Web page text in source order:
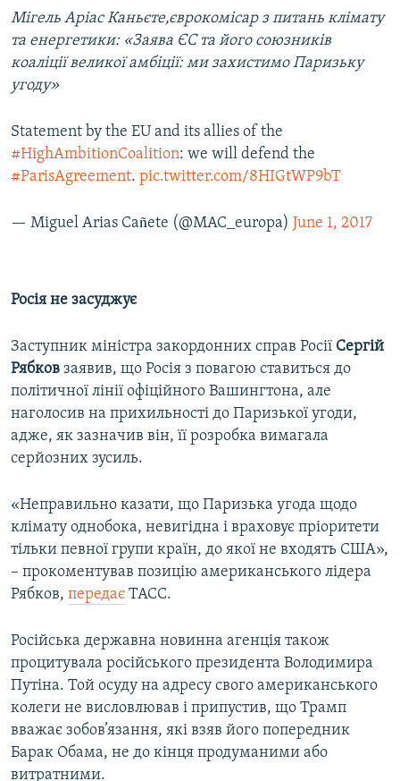
Мігель Аріас Каньєте,єврокомісар з питань клімату
та енергетики: «Заява ЄС та його союзників
коаліції великої амбіції: ми захистимо Паризьку
угоду»
Statement by the EU and its allies of the
#HighAmbitionCoalition: we will defend the
#ParisAgreement. pic.twitter.com/8HIGtWP9bT
— Miguel Arias Cañete (@MAC_europa) June 1, 2017
Росія не засуджує
Заступник міністра закордонних справ Росії Сергій
Рябков заявив, що Росія з повагою ставиться до
політичної лінії офіційного Вашингтона, але
наголосив на прихильності до Паризької угоди,
адже, як зазначив він, її розробка вимагала
серйозних зусиль.
«Неправильно казати, що Паризька угода щодо
клімату однобока, невигідна і враховує пріоритети
тільки певної групи країн, до якої не входять США»,
– прокоментував позицію американського лідера
Рябков, передає ТАСС.
Російська державна новинна агенція також
процитувала російського президента Володимира
Путіна. Той осуду на адресу свого американського
колеги не висловлював і припустив, що Трамп
вважає зобов’язання, які взяв його попередник
Барак Обама, не до кінця продуманими або
витратними.